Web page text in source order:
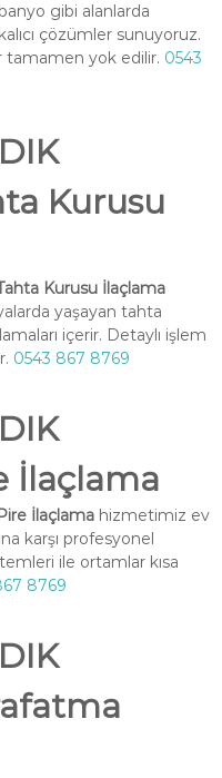
gibi alanlarda
çözümler sunuyoruz.
tamamen yok edilir. 0543
Kurusu
Kurusu İlaçlama
yaşayan tahta
içerir. Detaylı işlem
0543 867 8769
İlaçlama
İlaçlamahizmetimiz ev
karşı profesyonel
ile ortamlar kısa
8769